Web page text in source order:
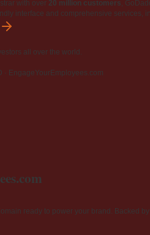
with over 20 million customers,
interface and comprehensive
all over the world.
· EngageYourEmployees.com
.com
ready to power your brand. Backed